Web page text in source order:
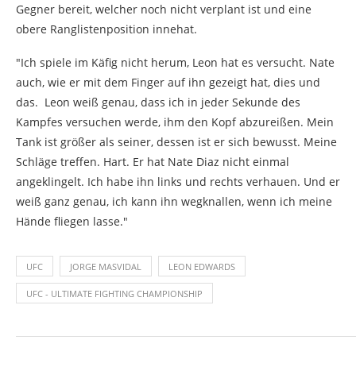
Gegner bereit, welcher noch nicht verplant ist und eine
obere Ranglistenposition innehat.
"Ich spiele im Käfig nicht herum, Leon hat es versucht. Nate
auch, wie er mit dem Finger auf ihn gezeigt hat, dies und
das. Leon weiß genau, dass ich in jeder Sekunde des
Kampfes versuchen werde, ihm den Kopf abzureißen. Mein
Tank ist größer als seiner, dessen ist er sich bewusst. Meine
Schläge treffen. Hart. Er hat Nate Diaz nicht einmal
angeklingelt. Ich habe ihn links und rechts verhauen. Und er
weiß ganz genau, ich kann ihn wegknallen, wenn ich meine
Hände fliegen lasse."
UFC JORGE MASVIDAL LEON EDWARDS
UFC - ULTIMATE FIGHTING CHAMPIONSHIP